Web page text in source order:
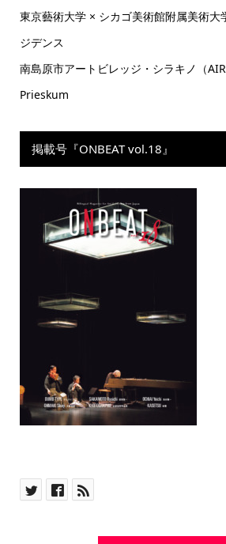
東京藝術大学 × シカゴ美術館附属美術大
ジデンス
南島原市アートビレッジ・シラキノ（
Prieskum
掲載号『ONBEAT vol.18』